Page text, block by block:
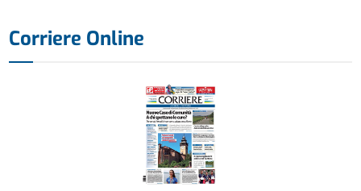
Corriere Online